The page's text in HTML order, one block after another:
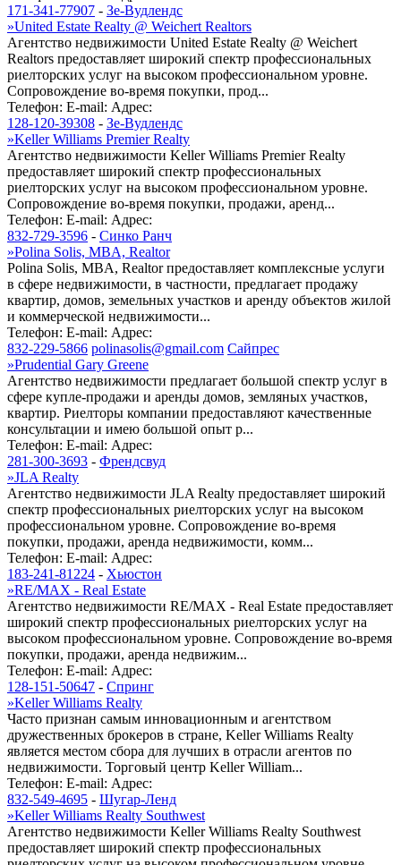
171-341-77907 - Зе-Вудлендс
»United Estate Realty @ Weichert Realtors
Агентство недвижимости United Estate Realty @ Weichert
Realtors предоставляет широкий спектр профессиональных
риелторских услуг на высоком профессиональном уровне.
Сопровождение во-время покупки, прод...
Телефон: E-mail: Адрес:
128-120-39308 - Зе-Вудлендс
»Keller Williams Premier Realty
Агентство недвижимости Keller Williams Premier Realty
предоставляет широкий спектр профессиональных
риелторских услуг на высоком профессиональном уровне.
Сопровождение во-время покупки, продажи, аренд...
Телефон: E-mail: Адрес:
832-729-3596 - Синко Ранч
»Polina Solis, MBA, Realtor
Polina Solis, MBA, Realtor предоставляет комплексные услуги
в сфере недвижимости, в частности, предлагает продажу
квартир, домов, земельных участков и аренду объектов жилой
и коммерческой недвижимости...
Телефон: E-mail: Адрес:
832-229-5866 polinasolis@gmail.com Сайпрес
»Prudential Gary Greene
Агентство недвижимости предлагает большой спектр услуг в
сфере купле-продажи и аренды домов, земляных участков,
квартир. Риелторы компании предоставляют качественные
консультации и имею большой опыт р...
Телефон: E-mail: Адрес:
281-300-3693 - Френдсвуд
»JLA Realty
Агентство недвижимости JLA Realty предоставляет широкий
спектр профессиональных риелторских услуг на высоком
профессиональном уровне. Сопровождение во-время
покупки, продажи, аренда недвижимости, комм...
Телефон: E-mail: Адрес:
183-241-81224 - Хьюстон
»RE/MAX - Real Estate
Агентство недвижимости RE/MAX - Real Estate предоставляет
широкий спектр профессиональных риелторских услуг на
высоком профессиональном уровне. Сопровождение во-время
покупки, продажи, аренда недвижим...
Телефон: E-mail: Адрес:
128-151-50647 - Спринг
»Keller Williams Realty
Часто признан самым инновационным и агентством
дружественных брокеров в стране, Keller Williams Realty
является местом сбора для лучших в отрасли агентов по
недвижимости. Торговый центр Keller William...
Телефон: E-mail: Адрес:
832-549-4695 - Шугар-Ленд
»Keller Williams Realty Southwest
Агентство недвижимости Keller Williams Realty Southwest
предоставляет широкий спектр профессиональных